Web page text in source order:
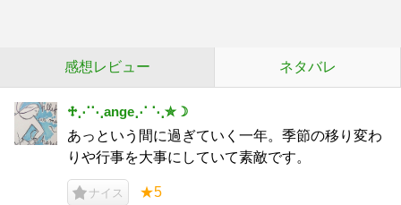
感想レビュー ネタバレ
♱⋰⋱ange⋰ ⋱✮☽
あっという間に過ぎていく一年。季節の移り変わ
りや行事を大事にしていて素敵です。
ナイス ★5